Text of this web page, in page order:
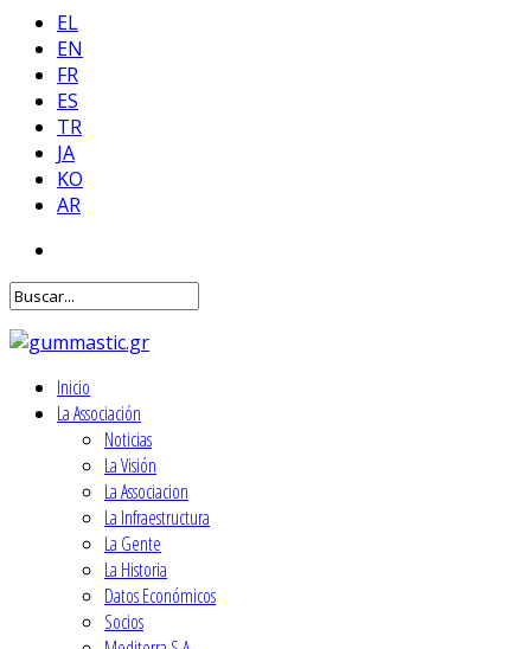
EL
EN
FR
ES
TR
JA
KO
AR
Inicio
La Associación
Noticias
La Visión
La Associacion
La Infraestructura
La Gente
La Historia
Datos Económicos
Socios